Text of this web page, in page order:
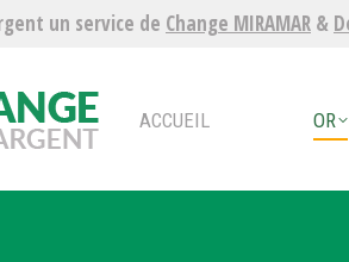
un service de Change MIRAMAR &
ACCUEIL OR
OR